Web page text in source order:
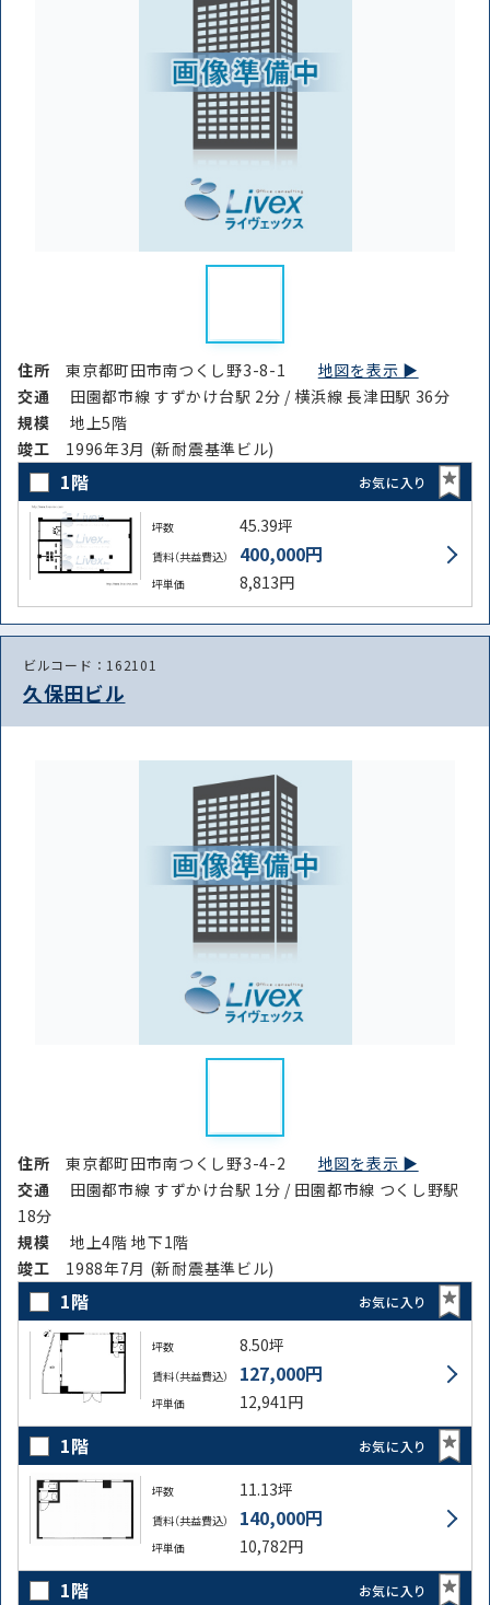
住所東京都町田市南つくし野3-8-1 地図を表示 ▶︎
交通
田園都市線 すずかけ台駅 2分 / 横浜線 長津田駅 36分
規模
地上5階
竣⼯ 1996年3月 (新耐震基準ビル)
1階 お気に入り
坪数 45.39坪
賃料（共益費込） 400,000円
坪単価 8,813円
ビルコード：162101
久保田ビル
住所東京都町田市南つくし野3-4-2 地図を表示 ▶︎
交通
田園都市線 すずかけ台駅 1分 / 田園都市線 つくし野駅
18分
規模
地上4階 地下1階
竣⼯ 1988年7月 (新耐震基準ビル)
1階 お気に入り
坪数 8.50坪
賃料（共益費込） 127,000円
坪単価 12,941円
1階 お気に入り
坪数 11.13坪
賃料（共益費込） 140,000円
坪単価 10,782円
1階 お気に入り